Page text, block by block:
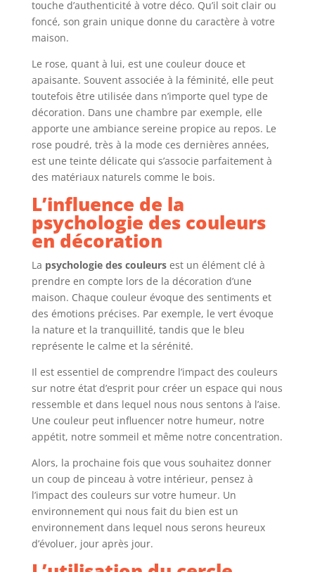
touche d’authenticité à votre déco. Qu’il soit clair ou
foncé, son grain unique donne du caractère à votre
maison.
Le rose, quant à lui, est une couleur douce et
apaisante. Souvent associée à la féminité, elle peut
toutefois être utilisée dans n’importe quel type de
décoration. Dans une chambre par exemple, elle
apporte une ambiance sereine propice au repos. Le
rose poudré, très à la mode ces dernières années,
est une teinte délicate qui s’associe parfaitement à
des matériaux naturels comme le bois.
L’influence de la
psychologie des couleurs
en décoration
La psychologie des couleursest un élément clé à
prendre en compte lors de la décoration d’une
maison. Chaque couleur évoque des sentiments et
des émotions précises. Par exemple, le vert évoque
la nature et la tranquillité, tandis que le bleu
représente le calme et la sérénité.
Il est essentiel de comprendre l’impact des couleurs
sur notre état d’esprit pour créer un espace qui nous
ressemble et dans lequel nous nous sentons à l’aise.
Une couleur peut influencer notre humeur, notre
appétit, notre sommeil et même notre concentration.
Alors, la prochaine fois que vous souhaitez donner
un coup de pinceau à votre intérieur, pensez à
l’impact des couleurs sur votre humeur. Un
environnement qui nous fait du bien est un
environnement dans lequel nous serons heureux
d’évoluer, jour après jour.